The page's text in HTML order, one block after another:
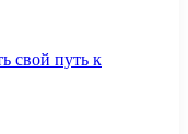
свой путь к